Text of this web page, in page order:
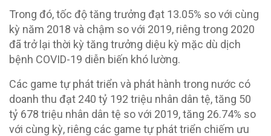
Trong đó, tốc độ tăng trưởng đạt 13.05% so với cùng
kỳ năm 2018 và chậm so với 2019, riêng trong 2020
đã trở lại thời kỳ tăng trưởng diệu kỳ mặc dù dịch
bệnh COVID-19 diễn biến khó lường.
Các game tự phát triển và phát hành trong nước có
doanh thu đạt 240 tỷ 192 triệu nhân dân tệ, tăng 50
tỷ 678 triệu nhân dân tệ so với 2019, tăng 26.74% so
với cùng kỳ, riêng các game tự phát triển chiếm ưu